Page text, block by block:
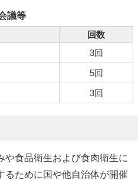
議等
回数
3回
5回
3回
や食品衛生および食肉衛生に
るために国や他自治体が開催